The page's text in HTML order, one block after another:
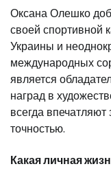
Оксана Олешко
своей спортивной
Украины и
международных
является
наград в
всегда впечатляют
точностью.
Какая личная